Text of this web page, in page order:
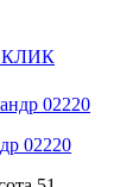
КЛИК
02220